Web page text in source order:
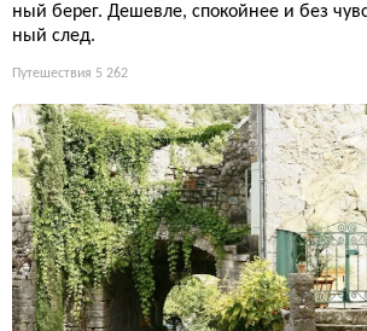
ный берег. Дешевле, спокойнее и без
ный след.
Путешествия 5 262